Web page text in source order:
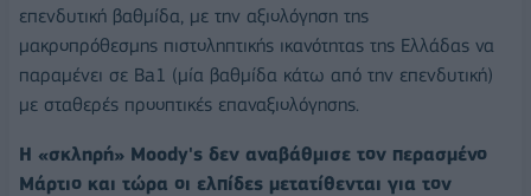
επενδυτική βαθμίδα, με την αξιολόγηση της
μακροπρόθεσμης πιστοληπτικής ικανότητας της Ελλάδας να
παραμένει σε Ba1 (μία βαθμίδα κάτω από την επενδυτική)
με σταθερές προοπτικές επαναξιολόγησης.
Η «σκληρή» Moody's δεν αναβάθμισε τον περασμένο
Μάρτιο και τώρα οι ελπίδες μετατίθενται για τον